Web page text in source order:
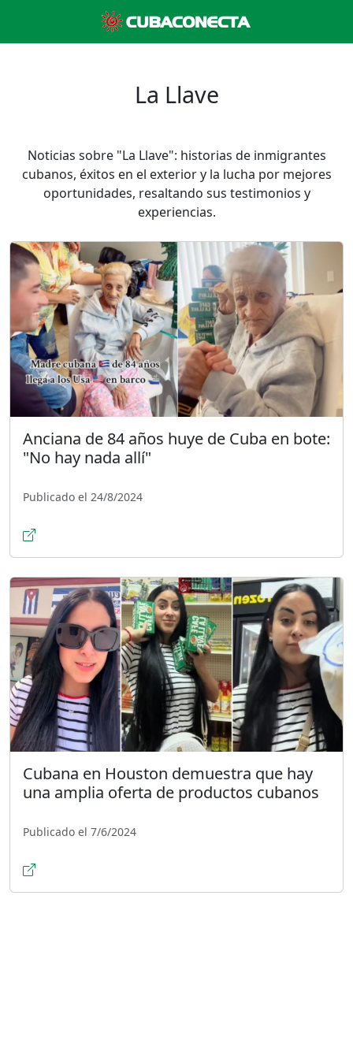
La Llave
Noticias sobre "La Llave": historias de inmigrantes
cubanos, éxitos en el exterior y la lucha por mejores
oportunidades, resaltando sus testimonios y
experiencias.
Anciana de 84 años huye de Cuba en bote:
"No hay nada allí"
Publicado el 24/8/2024
Cubana en Houston demuestra que hay
una amplia oferta de productos cubanos
Publicado el 7/6/2024